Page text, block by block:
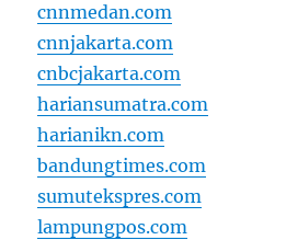
cnnmedan.com
cnnjakarta.com
cnbcjakarta.com
hariansumatra.com
harianikn.com
bandungtimes.com
sumutekspres.com
lampungpos.com